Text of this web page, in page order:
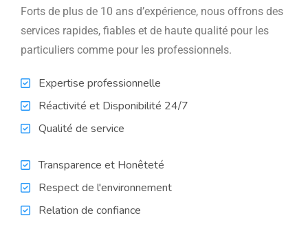
Forts de plus de 10 ans d’expérience, nous offrons des
services rapides, fiables et de haute qualité pour les
particuliers comme pour les professionnels.
Expertise professionnelle
Réactivité et Disponibilité 24/7
Qualité de service
Transparence et Honêteté
Respect de l'environnement
Relation de confiance